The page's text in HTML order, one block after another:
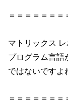
＝＝＝＝＝＝＝
マトリックス
プログラム言語
ではないですよ
＝＝＝＝＝＝＝